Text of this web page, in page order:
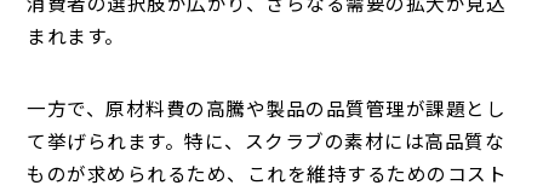
まれます。
一方で、原材料費の高騰や製品の品質管理が課題とし
て挙げられます。特に、スクラブの素材には高品質な
ものが求められるため、これを維持するためのコスト